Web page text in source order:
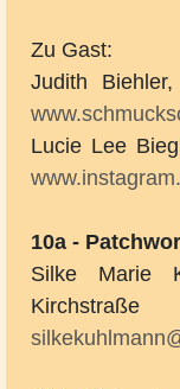
Zu Gast:
Judith
Lucie Lee
10a -
Silke Marie